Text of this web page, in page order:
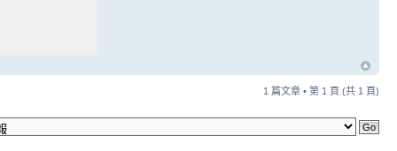
1 篇文章 • 第 1 頁 (共 1 頁)